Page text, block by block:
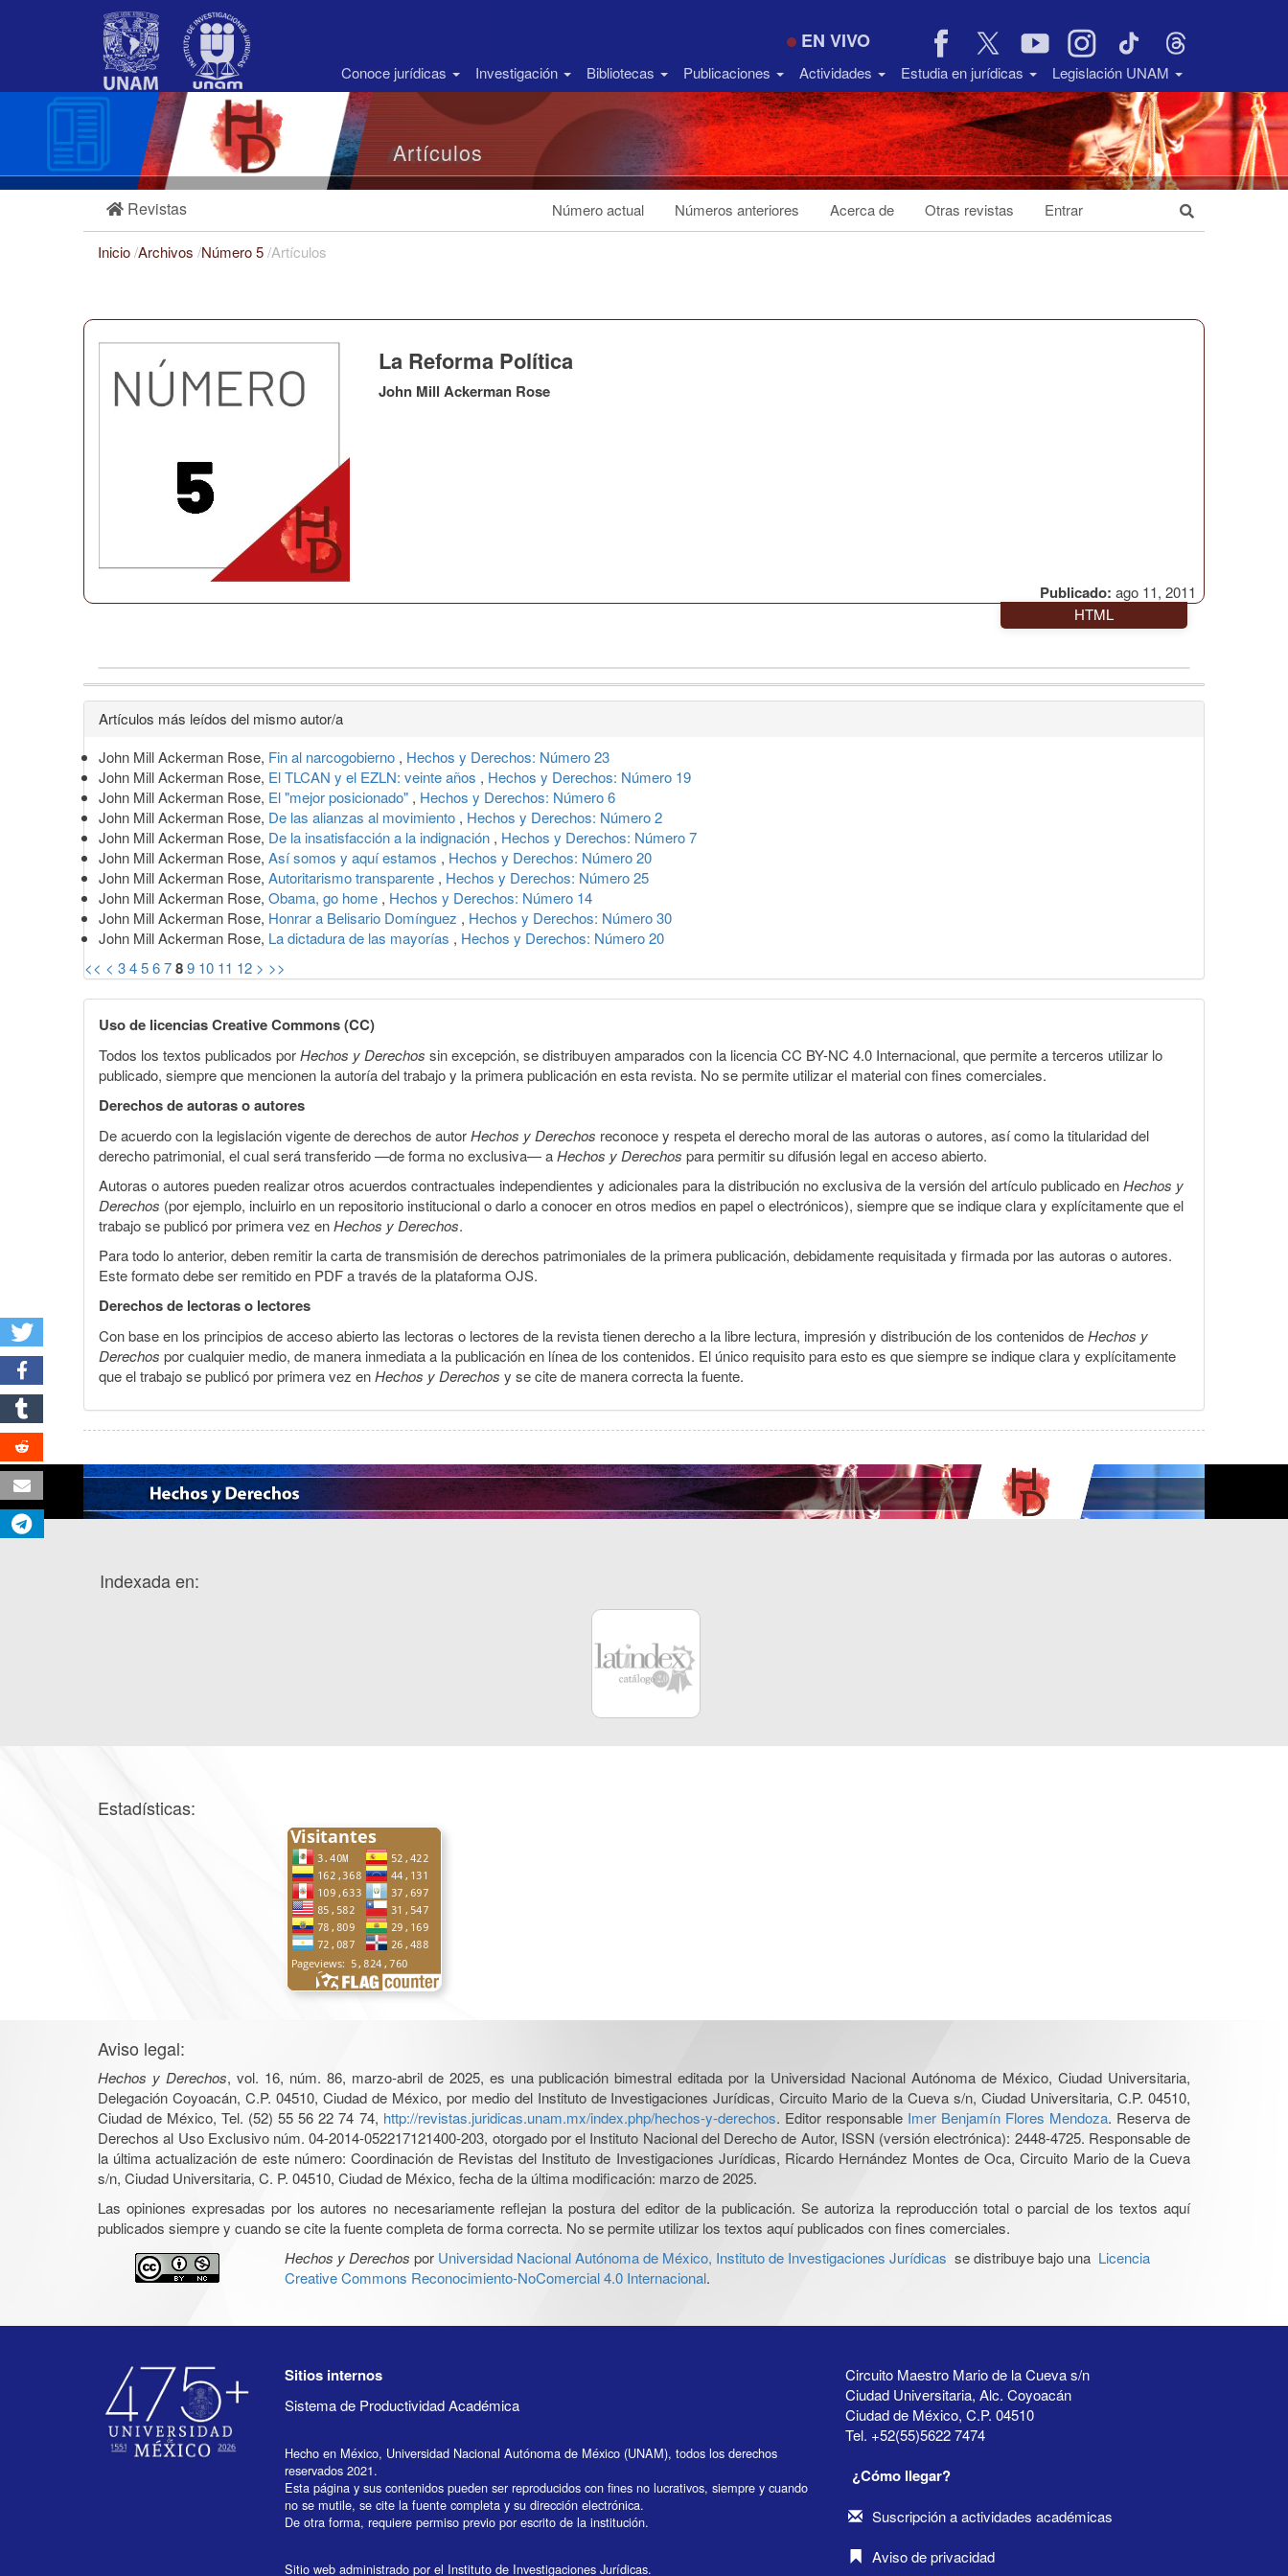
Barra
EN VIVO
Conoce jurídicas Investigación Bibliotecas Publicaciones Actividades Estudia en jurídicas Legislación UNAM
Artículos
Revistas Número actual Números anteriores Acerca de Otras revistas Entrar
Inicio/Archivos /Número 5/Artículos
Publicado: ago 11, 2011
La Reforma Política
John Mill Ackerman Rose
HTML
Detalles
del
artículo
Artículos más leídos del mismo autor/a
John Mill Ackerman Rose, Fin al narcogobierno , Hechos y Derechos: Número 23
John Mill Ackerman Rose, El TLCAN y el EZLN: veinte años , Hechos y Derechos: Número 19
John Mill Ackerman Rose, El "mejor posicionado" , Hechos y Derechos: Número 6
John Mill Ackerman Rose, De las alianzas al movimiento , Hechos y Derechos: Número 2
John Mill Ackerman Rose, De la insatisfacción a la indignación , Hechos y Derechos: Número 7
John Mill Ackerman Rose, Así somos y aquí estamos , Hechos y Derechos: Número 20
John Mill Ackerman Rose, Autoritarismo transparente , Hechos y Derechos: Número 25
John Mill Ackerman Rose, Obama, go home , Hechos y Derechos: Número 14
John Mill Ackerman Rose, Honrar a Belisario Domínguez , Hechos y Derechos: Número 30
John Mill Ackerman Rose, La dictadura de las mayorías , Hechos y Derechos: Número 20
<< < 3456789 10 11 12 > >>
Uso de licencias Creative Commons (CC)
Todos los textos publicados porHechos y Derechos sin excepción, se distribuyen amparados con la licencia CC BY-NC 4.0 Internacional, que permite a terceros utilizar lo
publicado, siempre que mencionen la autoría del trabajo y la primera publicación en esta revista. No se permite utilizar el material con fines comerciales.
Derechos de autoras o autores
De acuerdo con la legislación vigente de derechos de autorHechos y Derechos reconoce y respeta el derecho moral de las autoras o autores, así como la titularidad del
derecho patrimonial, el cual será transferido —de forma no exclusiva— aHechos y Derechos para permitir su difusión legal en acceso abierto.
Autoras o autores pueden realizar otros acuerdos contractuales independientes y adicionales para la distribución no exclusiva de la versión del artículo publicado enHechos y
Derechos (por ejemplo, incluirlo en un repositorio institucional o darlo a conocer en otros medios en papel o electrónicos), siempre que se indique clara y explícitamente que el
trabajo se publicó por primera vez enHechos y Derechos.
Para todo lo anterior, deben remitir la carta de transmisión de derechos patrimoniales de la primera publicación, debidamente requisitada y firmada por las autoras o autores.
Este formato debe ser remitido en PDF a través de la plataforma OJS.
Derechos de lectoras o lectores
Con base en los principios de acceso abierto las lectoras o lectores de la revista tienen derecho a la libre lectura, impresión y distribución de los contenidos deHechos y
Derechos por cualquier medio, de manera inmediata a la publicación en línea de los contenidos. El único requisito para esto es que siempre se indique clara y explícitamente
que el trabajo se publicó por primera vez enHechos y Derechos y se cite de manera correcta la fuente.
Indexada en:
Estadísticas:
Aviso legal:
Hechos y Derechos, vol. 16, núm. 86, marzo-abril de 2025, es una publicación bimestral editada por la Universidad Nacional Autónoma de México, Ciudad Universitaria,
Delegación Coyoacán, C.P. 04510, Ciudad de México, por medio del Instituto de Investigaciones Jurídicas, Circuito Mario de la Cueva s/n, Ciudad Universitaria, C.P. 04510,
Ciudad de México, Tel. (52) 55 56 22 74 74, http://revistas.juridicas.unam.mx/index.php/hechos-y-derechos. Editor responsable Imer Benjamín Flores Mendoza. Reserva de
Derechos al Uso Exclusivo núm. 04-2014-052217121400-203, otorgado por el Instituto Nacional del Derecho de Autor, ISSN (versión electrónica): 2448-4725. Responsable de
la última actualización de este número: Coordinación de Revistas del Instituto de Investigaciones Jurídicas, Ricardo Hernández Montes de Oca, Circuito Mario de la Cueva
s/n, Ciudad Universitaria, C. P. 04510, Ciudad de México, fecha de la última modificación: marzo de 2025.
Las opiniones expresadas por los autores no necesariamente reflejan la postura del editor de la publicación. Se autoriza la reproducción total o parcial de los textos aquí
publicados siempre y cuando se cite la fuente completa de forma correcta. No se permite utilizar los textos aquí publicados con fines comerciales.
Hechos y Derechos por Universidad Nacional Autónoma de México, Instituto de Investigaciones Jurídicas se distribuye bajo una Licencia
Creative Commons Reconocimiento-NoComercial 4.0 Internacional.
Sitios internos
Sistema de Productividad Académica
Hecho en México, Universidad Nacional Autónoma de México (UNAM), todos los derechos
reservados 2021.
Esta página y sus contenidos pueden ser reproducidos con fines no lucrativos, siempre y cuando
no se mutile, se cite la fuente completa y su dirección electrónica.
De otra forma, requiere permiso previo por escrito de la institución.
Sitio web administrado por el Instituto de Investigaciones Jurídicas.
Circuito Maestro Mario de la Cueva s/n
Ciudad Universitaria, Alc. Coyoacán
Ciudad de México, C.P. 04510
Tel. +52(55)5622 7474
¿Cómo llegar?
Suscripción a actividades académicas
Aviso de privacidad